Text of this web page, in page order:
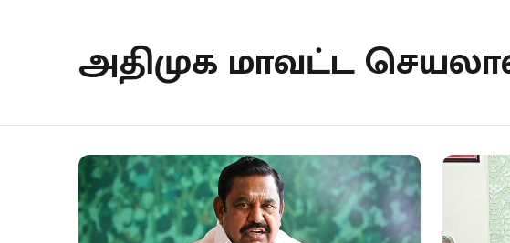
அதிமுக மாவட்ட